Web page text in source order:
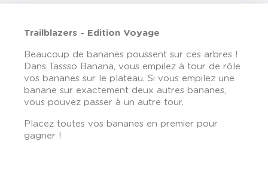
Trailblazers - Edition Voyage
Beaucoup de bananes poussent sur ces arbres !
Dans Tassso Banana, vous empilez à tour de rôle
vos bananes sur le plateau. Si vous empilez une
banane sur exactement deux autres bananes,
vous pouvez passer à un autre tour.
Placez toutes vos bananes en premier pour
gagner !